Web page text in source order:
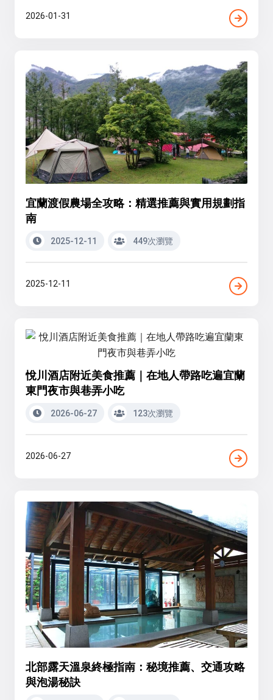
2026-01-31
宜蘭渡假農場全攻略：精選推薦與實用規劃指
南
2025-12-11 449次瀏覽
2025-12-11
悅川酒店附近美食推薦｜在地人帶路吃遍宜蘭
東門夜市與巷弄小吃
2026-06-27 123次瀏覽
2026-06-27
北部露天溫泉終極指南：秘境推薦、交通攻略
與泡湯秘訣